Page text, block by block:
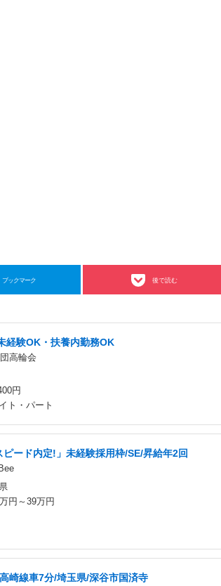
ブックマーク 後で読む
経験OK・扶養内勤務OK
高輪会
円
ト・パート
ピード内定!」未経験採用枠/SE/昇給年2回
円～39万円
崎線車7分/埼玉県/深谷市国済寺